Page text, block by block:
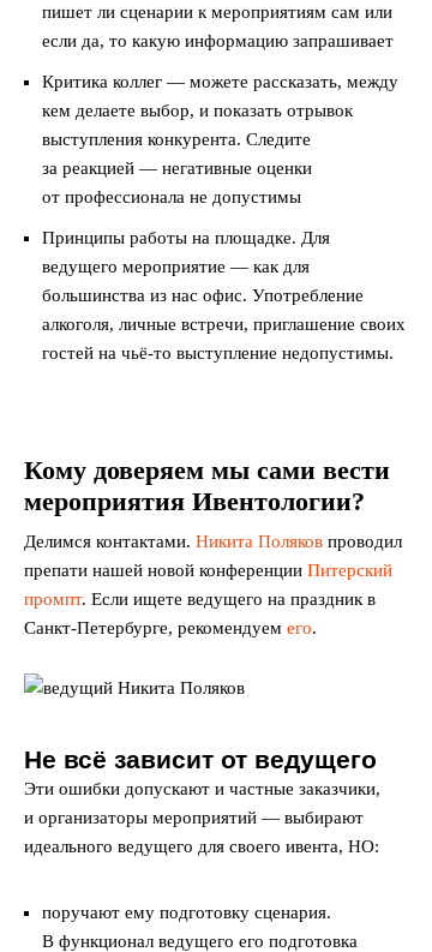
пишет ли сценарии к мероприятиям сам или
если да, то какую информацию запрашивает
Критика коллег — можете рассказать, между
кем делаете выбор, и показать отрывок
выступления конкурента. Следите
за реакцией — негативные оценки
от профессионала не допустимы
Принципы работы на площадке. Для
ведущего мероприятие — как для
большинства из нас офис. Употребление
алкоголя, личные встречи, приглашение своих
гостей на чьё-то выступление недопустимы.
Кому доверяем мы сами вести
мероприятия Ивентологии?
Делимся контактами. Никита Поляков проводил
препати нашей новой конференции Питерский
промпт. Если ищете ведущего на праздник в
Санкт-Петербурге, рекомендуем его.
Не всё зависит от ведущего
Эти ошибки допускают и частные заказчики,
и организаторы мероприятий — выбирают
идеального ведущего для своего ивента, НО:
поручают ему подготовку сценария.
В функционал ведущего его подготовка